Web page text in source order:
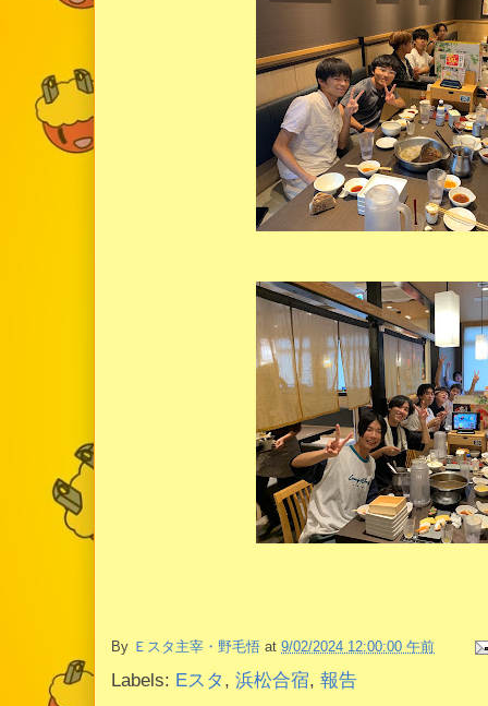
By Ｅスタ主宰・野毛悟 at 9/02/2024 12:00:00 午前
Labels: Eスタ , 浜松合宿, 報告